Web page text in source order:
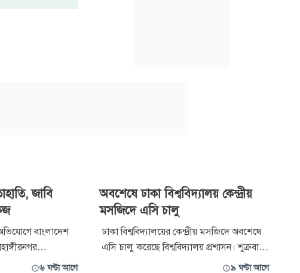
জাবি
বাংলাদেশ
যুগ্ম আহ্বায়ক মোহাম্মদ
৬ ঘণ্টা আগে
অবশেষে ঢাকা বিশ্ববিদ্যালয় কেন্দ্রীয়
মসজিদে এসি চালু
ঢাকা বিশ্ববিদ্যালয়ের কেন্দ্রীয় মসজিদে অবশেষে
এসি চালু করেছে বিশ্ববিদ্যালয় প্রশাসন। শুক্রবার
সন্ধ্যায় এক স্ট্যাটাসে এ তথ্য জানান ঢাকা৯ ঘণ্টা আগে